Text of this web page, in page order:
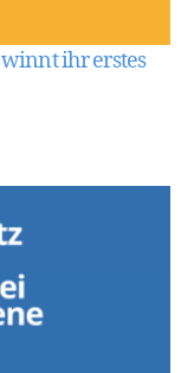
ihr erstes